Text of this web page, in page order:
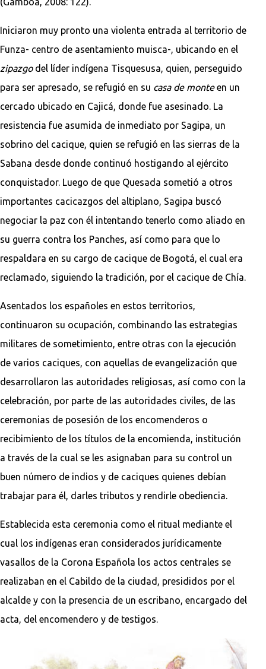
Iniciaron muy pronto una violenta entrada al territorio de
Funza- centro de asentamiento muisca-, ubicando en el
zipazgodel líder indígena Tisquesusa, quien, perseguido
para ser apresado, se refugió en su casa de monteen un
cercado ubicado en Cajicá, donde fue asesinado. La
resistencia fue asumida de inmediato por Sagipa, un
sobrino del cacique, quien se refugió en las sierras de la
Sabana desde donde continuó hostigando al ejército
conquistador. Luego de que Quesada sometió a otros
importantes cacicazgos del altiplano, Sagipa buscó
negociar la paz con él intentando tenerlo como aliado en
su guerra contra los Panches, así como para que lo
respaldara en su cargo de cacique de Bogotá, el cual era
reclamado, siguiendo la tradición, por el cacique de Chía.
Asentados los españoles en estos territorios,
continuaron su ocupación, combinando las estrategias
militares de sometimiento, entre otras con la ejecución
de varios caciques, con aquellas de evangelización que
desarrollaron las autoridades religiosas, así como con la
celebración, por parte de las autoridades civiles, de las
ceremonias de posesión de los encomenderos o
recibimiento de los títulos de la encomienda, institución
a través de la cual se les asignaban para su control un
buen número de indios y de caciques quienes debían
trabajar para él, darles tributos y rendirle obediencia.
Establecida esta ceremonia como el ritual mediante el
cual los indígenas eran considerados jurídicamente
vasallos de la Corona Española los actos centrales se
realizaban en el Cabildo de la ciudad, presididos por el
alcalde y con la presencia de un escribano, encargado del
acta, del encomendero y de testigos.